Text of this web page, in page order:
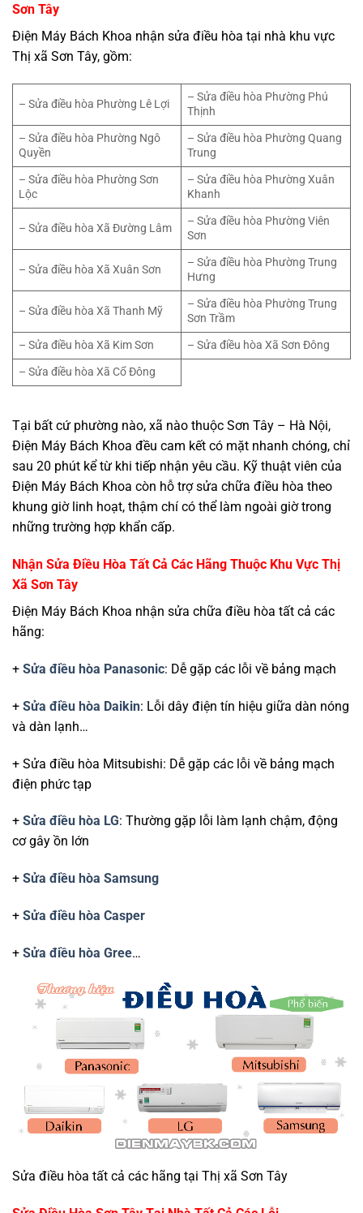
Sơn Tây
Điện Máy Bách Khoa nhận sửa điều hòa tại nhà khu vực
Thị xã Sơn Tây, gồm:
– Sửa điều hòa Phường Lê Lợi
– Sửa điều hòa Phường Phú
Thịnh
– Sửa điều hòa Phường Ngô
Quyền
– Sửa điều hòa Phường Quang
Trung
– Sửa điều hòa Phường Sơn
Lộc
– Sửa điều hòa Phường Xuân
Khanh
– Sửa điều hòa Xã Đường Lâm
– Sửa điều hòa Phường Viên
Sơn
– Sửa điều hòa Xã Xuân Sơn
– Sửa điều hòa Phường Trung
Hưng
– Sửa điều hòa Xã Thanh Mỹ
– Sửa điều hòa Phường Trung
Sơn Trầm
– Sửa điều hòa Xã Kim Sơn
– Sửa điều hòa Xã Sơn Đông
– Sửa điều hòa Xã Cổ Đông
Tại bất cứ phường nào, xã nào thuộc Sơn Tây – Hà Nội,
Điện Máy Bách Khoa đều cam kết có mặt nhanh chóng, chỉ
sau 20 phút kể từ khi tiếp nhận yêu cầu. Kỹ thuật viên của
Điện Máy Bách Khoa còn hỗ trợ sửa chữa điều hòa theo
khung giờ linh hoạt, thậm chí có thể làm ngoài giờ trong
những trường hợp khẩn cấp.
Nhận Sửa Điều Hòa Tất Cả Các Hãng Thuộc Khu Vực Thị
Xã Sơn Tây
Điện Máy Bách Khoa nhận sửa chữa điều hòa tất cả các
hãng:
+ Sửa điều hòa Panasonic: Dễ gặp các lỗi về bảng mạch
+ Sửa điều hòa Daikin: Lỗi dây điện tín hiệu giữa dàn nóng
và dàn lạnh…
+ Sửa điều hòa Mitsubishi: Dễ gặp các lỗi về bảng mạch
điện phức tạp
+ Sửa điều hòa LG: Thường gặp lỗi làm lạnh chậm, động
cơ gây ồn lớn
+ Sửa điều hòa Samsung
+ Sửa điều hòa Casper
+ Sửa điều hòa Gree…
Sửa điều hòa tất cả các hãng tại Thị xã Sơn Tây